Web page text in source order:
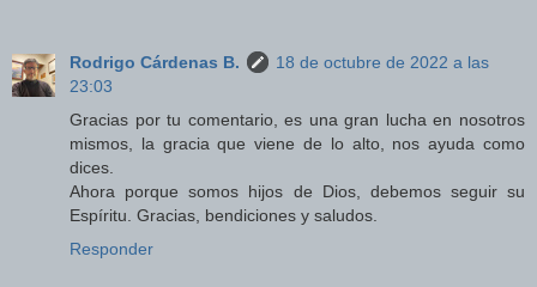
Rodrigo Cárdenas B.
18 de octubre de 2022 a las
23:03
Gracias por tu comentario, es una gran lucha en nosotros
mismos, la gracia que viene de lo alto, nos ayuda como
dices.
Ahora porque somos hijos de Dios, debemos seguir su
Espíritu. Gracias, bendiciones y saludos.
Responder